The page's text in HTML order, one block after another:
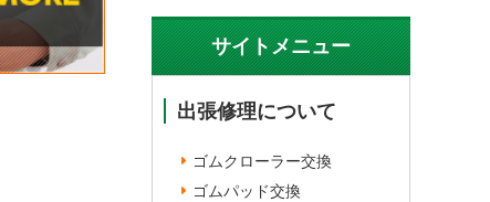
サイトメニュー
出張修理について
ゴムクローラー交換
ゴムパッド交換